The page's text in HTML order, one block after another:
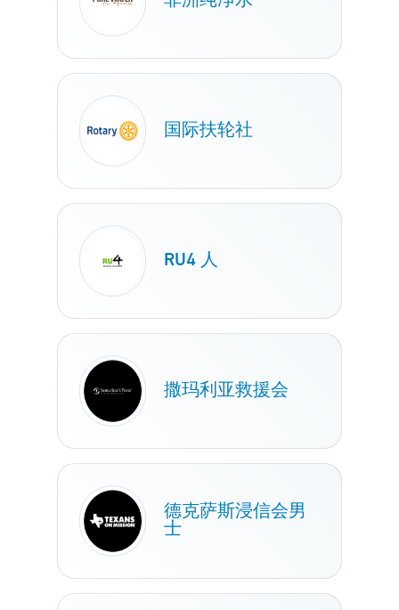
国际扶轮社
RU4 人
撒玛利亚救援会
德克萨斯浸信会男
士